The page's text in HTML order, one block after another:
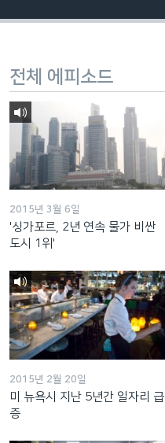
검
로
이
전체 에피소드
2015년 3월 6일
'싱가포르, 2년 연속 물가 비싼
도시 1위'
2015년 2월 20일
미 뉴욕시 지난 5년간 일자리 급
증